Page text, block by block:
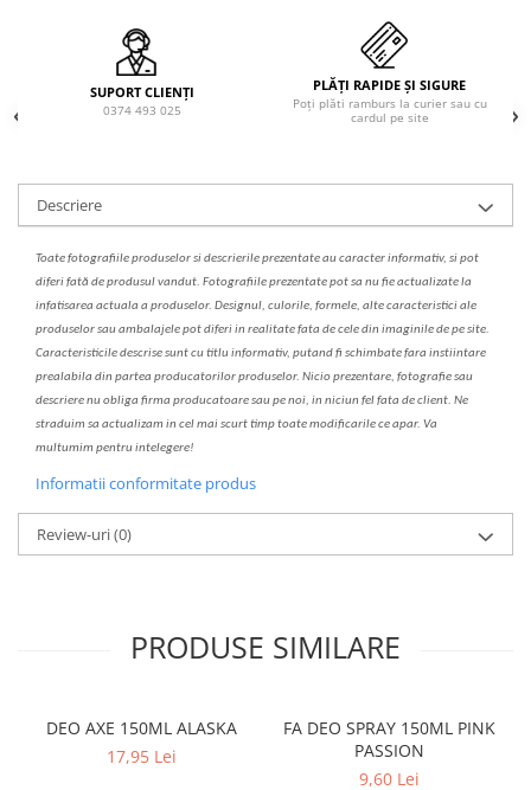
SUPORT CLIENȚI
0374 493 025
PLĂȚI RAPIDE ȘI SIGURE
Poți plăti ramburs la curier sau cu
cardul pe site
Descriere
Toate fotografiile produselorsidescrierileprezentate au caracter informativ, si pot
diferi fată de produsul vandut. Fotografiile prezentate pot sa nu fie actualizate la
infatisarea actuala a produselor. Designul, culorile, formele, alte caracteristici ale
produselor sau ambalajele pot diferi in realitate fata de cele din imaginile de pe site.
Caracteristicile descrise sunt cu titlu informativ, putand fi schimbate fara instiintare
prealabila din partea producatorilor produselor. Nicio prezentare, fotografie sau
descriere nu obliga firma producatoare sau pe noi, in niciun fel fata de client. Ne
straduim sa actualizam in cel mai scurt timp toate modificarile ce apar. Va
multumim pentru intelegere!
Informatii conformitate produs
Review-uri(0)
PRODUSE SIMILARE
DEO AXE 150ML ALASKA
17,95 Lei
FA DEO SPRAY 150ML PINK
PASSION
9,60 Lei